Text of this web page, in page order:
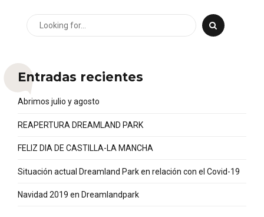
Entradas recientes
Abrimos julio y agosto
REAPERTURA DREAMLAND PARK
FELIZ DIA DE CASTILLA-LA MANCHA
Situación actual Dreamland Park en relación con el Covid-19
Navidad 2019 en Dreamlandpark